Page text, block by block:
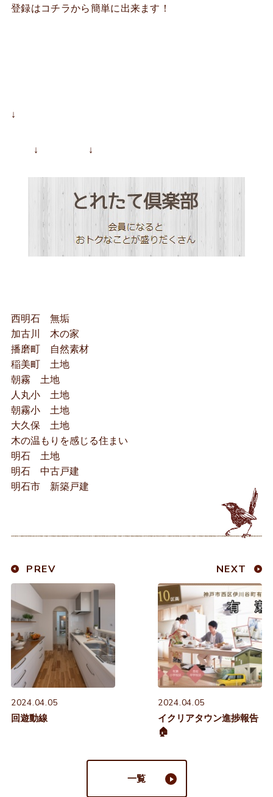
登録はコチラから簡単に出来ます！
↓
↓ ↓
西明石 無垢
加古川 木の家
播磨町 自然素材
稲美町 土地
朝霧 土地
人丸小 土地
朝霧小 土地
大久保 土地
木の温もりを感じる住まい
明石 土地
明石 中古戸建
明石市 新築戸建
PREV
2024.04.05
回遊動線
NEXT
2024.04.05
イクリアタウン進捗報告
🏠
一覧